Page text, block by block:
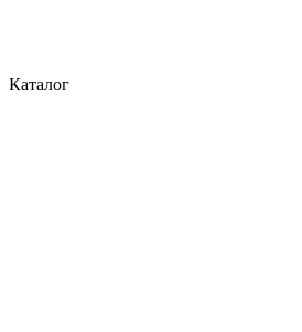
Каталог